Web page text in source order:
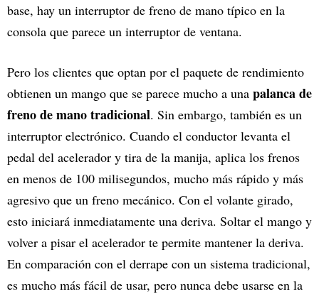
base, hay un interruptor de freno de mano típico en la
consola que parece un interruptor de ventana.
Pero los clientes que optan por el paquete de rendimiento
obtienen un mango que se parece mucho a una palanca de
freno de mano tradicional. Sin embargo, también es un
interruptor electrónico. Cuando el conductor levanta el
pedal del acelerador y tira de la manija, aplica los frenos
en menos de 100 milisegundos, mucho más rápido y más
agresivo que un freno mecánico. Con el volante girado,
esto iniciará inmediatamente una deriva. Soltar el mango y
volver a pisar el acelerador te permite mantener la deriva.
En comparación con el derrape con un sistema tradicional,
es mucho más fácil de usar, pero nunca debe usarse en la